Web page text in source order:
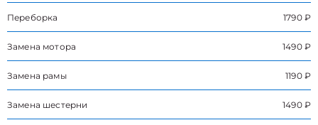
Переборка 1790 ₽
Замена мотора 1490 ₽
Замена рамы 1190 ₽
Замена шестерни 1490 ₽